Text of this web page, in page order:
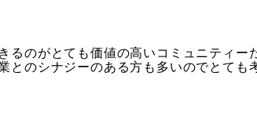
のがとても価値の高いコミュニティー
とのシナジーのある方も多いのでとても